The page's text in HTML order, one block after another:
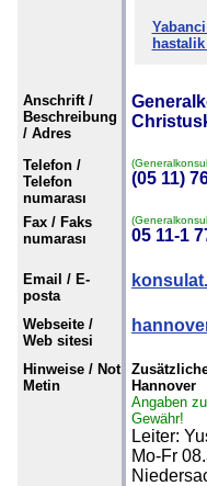
Anschrift /
Beschreibung
/ Adres
Telefon /
Telefon
numarası
(05 11)
Fax / Faks
numarası
05 11-1
Email / E-
posta
Webseite /
Web sitesi
Hinweise / Not
Metin
Hannover
Angaben
Gewähr!
Leiter:
Mo-Fr